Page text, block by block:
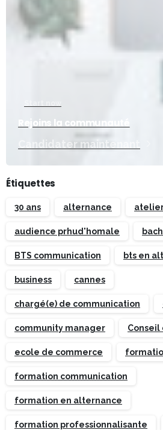
Rejoins la communauté
Candidater maintenant
Étiquettes
30 ans alternance
audience prhud'homale
BTS communication bts en
business cannes
chargé(e) de communication
community manager Conseil
ecole de commerce
formation communication
formation en alternance
formation professionnalisante